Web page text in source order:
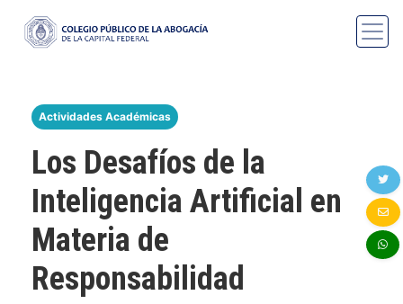
Actividades Académicas
Los Desafíos de la
Inteligencia Artificial en
Materia de
Responsabilidad